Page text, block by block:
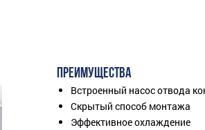
ПРЕИМУЩЕСТВА
Встроенный насос отвода
Скрытый способ монтажа
Эффективное охлаждение